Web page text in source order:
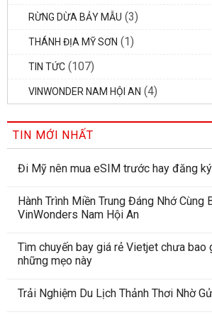
RỪNG DỪA BẢY MẪU (3)
THÁNH ĐỊA MỸ SƠN (1)
TIN TỨC(107)
VINWONDER NAM HỘI AN (4)
TIN MỚI NHẤT
Đi Mỹ nên mua eSIM trước hay đăng
Hành Trình Miền Trung Đáng Nhớ Cùng
VinWonders Nam Hội An
Tìm chuyến bay giá rẻ Vietjet chưa bao
những mẹo này
Trải Nghiệm Du Lịch Thảnh Thơi Nhờ